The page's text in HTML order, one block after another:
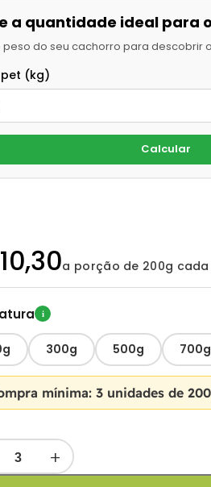
a quantidade ideal para
peso do seu cachorro para descobrir
pet (kg)
Calcular
a porção de 200g cada
i
300g 500g 700g
mínima: 3 unidades de
+